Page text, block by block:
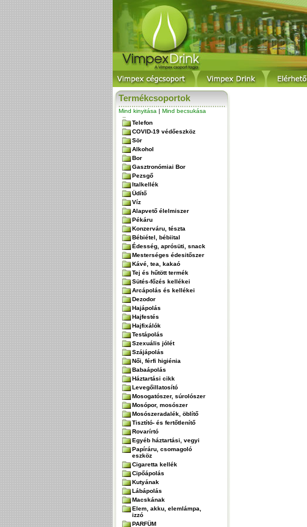
Termékcsoportok
Mind kinyitása | Mind becsukása
Telefon
COVID-19 védőeszköz
Sör
Alkohol
Bor
Gasztronómiai Bor
Pezsgő
Italkellék
Üdítő
Víz
Alapvető élelmiszer
Pékáru
Konzerváru, tészta
Bébiétel, bébiital
Édesség, aprósüti, snack
Mesterséges édesitőszer
Kávé, tea, kakaó
Tej és hűtött termék
Sütés-főzés kellékei
Arcápolás és kellékei
Dezodor
Hajápolás
Hajfestés
Hajfixálók
Testápolás
Szexuális jólét
Szájápolás
Női, férfi higiénia
Babaápolás
Háztartási cikk
Levegőillatosító
Mosogatószer, súrolószer
Mosópor, mosószer
Mosószeradalék, öblítő
Tisztító- és fertőtlenítő
Rovarírtó
Egyéb háztartási, vegyi
Papíráru, csomagoló
eszköz
Cigaretta kellék
Cipőápolás
Kutyának
Lábápolás
Macskának
Elem, akku, elemlámpa,
izzó
PARFÜM